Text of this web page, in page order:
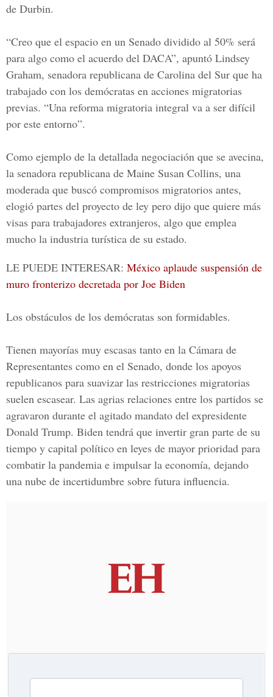
de Durbin.
“Creo que el espacio en un Senado dividido al 50% será
para algo como el acuerdo del DACA”, apuntó Lindsey
Graham, senadora republicana de Carolina del Sur que ha
trabajado con los demócratas en acciones migratorias
previas. “Una reforma migratoria integral va a ser difícil
por este entorno”.
Como ejemplo de la detallada negociación que se avecina,
la senadora republicana de Maine Susan Collins, una
moderada que buscó compromisos migratorios antes,
elogió partes del proyecto de ley pero dijo que quiere más
visas para trabajadores extranjeros, algo que emplea
mucho la industria turística de su estado.
LE PUEDE INTERESAR: México aplaude suspensión de
muro fronterizo decretada por Joe Biden
Los obstáculos de los demócratas son formidables.
Tienen mayorías muy escasas tanto en la Cámara de
Representantes como en el Senado, donde los apoyos
republicanos para suavizar las restricciones migratorias
suelen escasear. Las agrias relaciones entre los partidos se
agravaron durante el agitado mandato del expresidente
Donald Trump. Biden tendrá que invertir gran parte de su
tiempo y capital político en leyes de mayor prioridad para
combatir la pandemia e impulsar la economía, dejando
una nube de incertidumbre sobre futura influencia.